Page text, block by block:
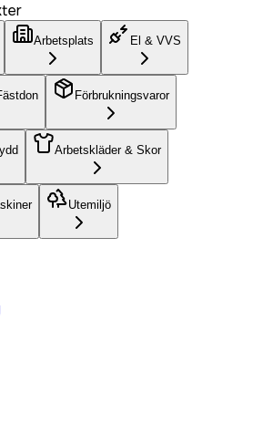
Arbetsplats El & VVS
Förbrukningsvaror
Arbetskläder & Skor
Utemiljö